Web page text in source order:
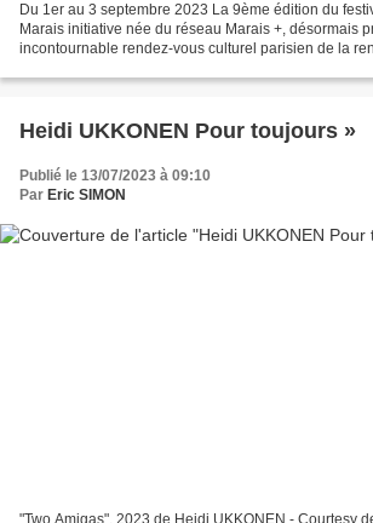
Du 1er au 3 septembre 2023 La 9ème édition du
Marais initiative née du réseau Marais +, désormais
incontournable rendez-vous culturel parisien de la
Heidi UKKONEN Pour toujours »
Publié le 13/07/2023 à 09:10
Par Eric SIMON
"Two Amigas", 2023 de Heidi UKKONEN - Courtesy de l'artiste et de la